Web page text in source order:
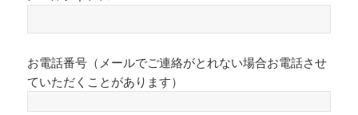
お電話番号（メールでご連絡がとれない場合お電話させ
ていただくことがあります）